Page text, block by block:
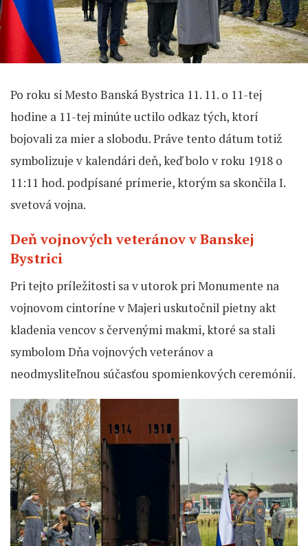
Po roku si Mesto Banská Bystrica 11. 11. o 11-tej
hodine a 11-tej minúte uctilo odkaz tých, ktorí
bojovali za mier a slobodu. Práve tento dátum totiž
symbolizuje v kalendári deň, keď bolo v roku 1918 o
11:11 hod. podpísané prímerie, ktorým sa skončila I.
svetová vojna.
Deň vojnových veteránov v Banskej
Bystrici
Pri tejto príležitosti sa v utorok pri Monumente na
vojnovom cintoríne v Majeri uskutočnil pietny akt
kladenia vencov s červenými makmi, ktoré sa stali
symbolom Dňa vojnových veteránov a
neodmysliteľnou súčasťou spomienkových ceremónií.